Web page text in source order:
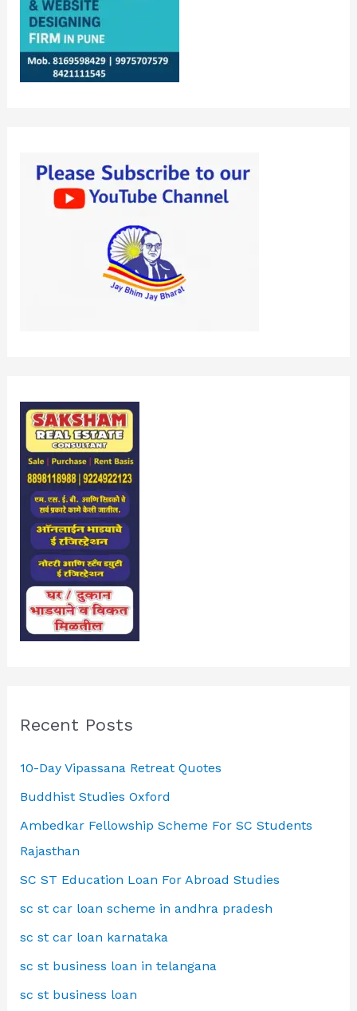
Recent Posts
10-Day Vipassana Retreat Quotes
Buddhist Studies Oxford
Ambedkar Fellowship Scheme For SC Students
Rajasthan
SC ST Education Loan For Abroad Studies
sc st car loan scheme in andhra pradesh
sc st car loan karnataka
sc st business loan in telangana
sc st business loan